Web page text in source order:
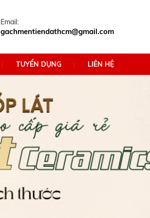
Email:
gachmentiendathcm@gmail.com
TUYỂN DỤNG LIÊN HỆ